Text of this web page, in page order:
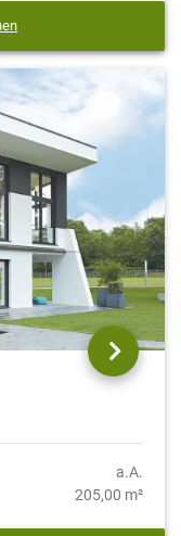
a.A.
205,00 m²